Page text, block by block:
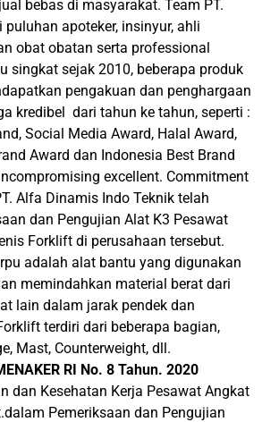
bebas di masyarakat. Team PT.
apoteker, insinyur, ahli
obat obatan serta professional
singkat sejak 2010, beberapa produk
pengakuan dan penghargaan
kredibel dari tahun ke tahun, seperti :
Social Media Award, Halal Award,
Award dan Indonesia Best Brand
excellent. Commitment
Alfa Dinamis Indo Teknik telah
dan Pengujian Alat K3 Pesawat
Forklift di perusahaan tersebut.
adalah alat bantu yang digunakan
memindahkan material berat dari
lain dalam jarak pendek dan
terdiri dari beberapa bagian,
Mast, Counterweight, dll.
RI No. 8 Tahun. 2020
dan Kesehatan Kerja Pesawat Angkat
Pemeriksaan dan Pengujian